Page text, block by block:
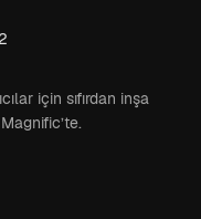
için sıfırdan inşa